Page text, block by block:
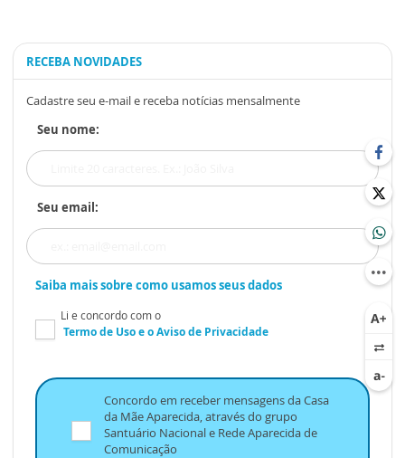
RECEBA NOVIDADES
Cadastre seu e-mail e receba notícias mensalmente
Seu nome:
Seu email:
Saiba mais sobre como usamos seus dados
Li e concordo com o
Termo de Usoe oAviso de Privacidade
Concordo em receber mensagens da Casa
da Mãe Aparecida, através do grupo
Santuário Nacional e Rede Aparecida de
Comunicação